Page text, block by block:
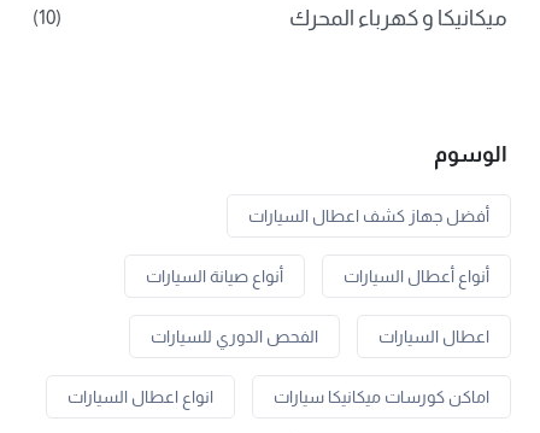
ميكانيكا و كهرباء المحرك (10)
الوسوم
أفضل جهاز كشف اعطال السيارات
أنواع أعطال السيارات أنواع صيانة السيارات
اعطال السيارات الفحص الدوري للسيارات
اماكن كورسات ميكانيكا سيارات انواع اعطال السيارات